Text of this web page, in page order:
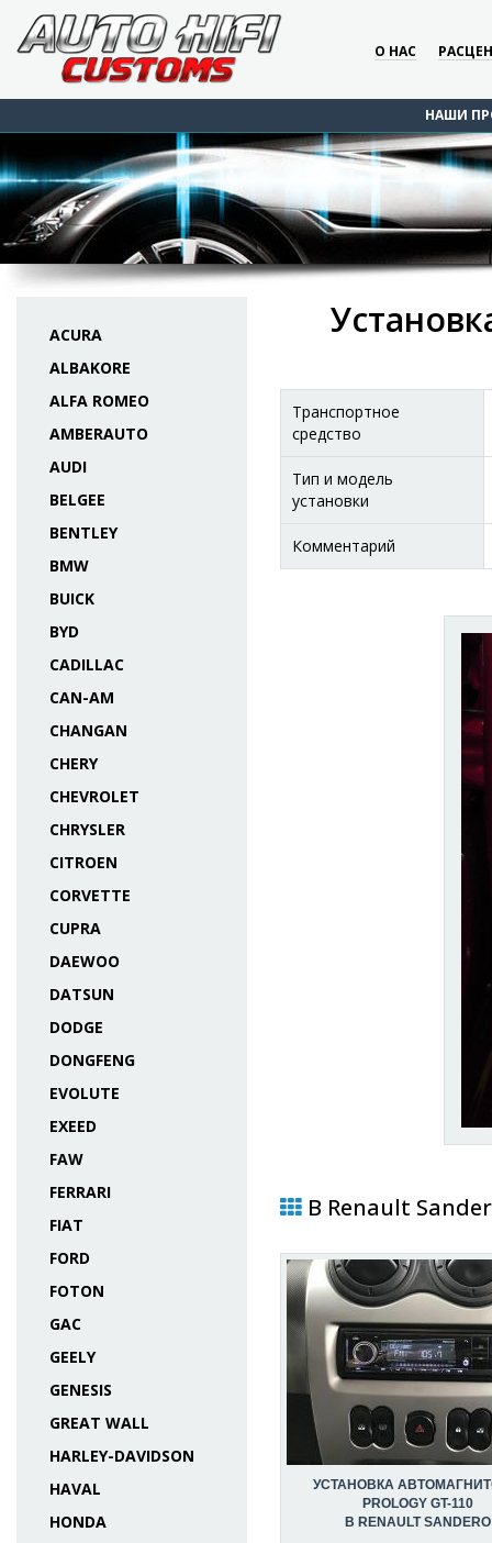
О НАС
НАШИ
ACURA
ALBAKORE
ALFA ROMEO
AMBERAUTO
AUDI
BELGEE
BENTLEY
BMW
BUICK
BYD
CADILLAC
CAN-AM
CHANGAN
CHERY
CHEVROLET
CHRYSLER
CITROEN
CORVETTE
CUPRA
DAEWOO
DATSUN
DODGE
DONGFENG
EVOLUTE
EXEED
FAW
FERRARI
FIAT
FORD
FOTON
GAC
GEELY
GENESIS
GREAT WALL
HARLEY-DAVIDSON
HAVAL
HONDA
Транспортное
средство
Тип и модель
установки
Комментарий
В Renault
УСТАНОВКА
PROLOGY GT-110
В RENAULT SANDERO